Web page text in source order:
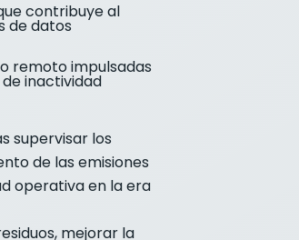
contribuye al
de datos
remoto impulsadas
inactividad
supervisar los
de las emisiones
operativa en la era
mejorar la